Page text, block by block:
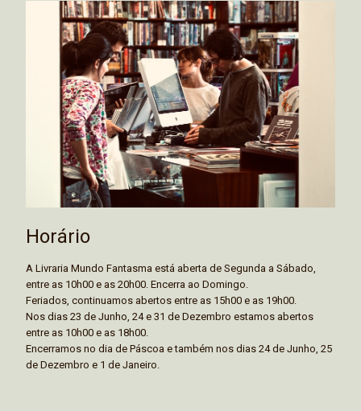
Horário
A Livraria Mundo Fantasma está aberta de Segunda a Sábado,
entre as 10h00 e as 20h00. Encerra ao Domingo.
Feriados, continuamos abertos entre as 15h00 e as 19h00.
Nos dias 23 de Junho, 24 e 31 de Dezembro estamos abertos
entre as 10h00 e as 18h00.
Encerramos no dia de Páscoa e também nos dias 24 de Junho, 25
de Dezembro e 1 de Janeiro.